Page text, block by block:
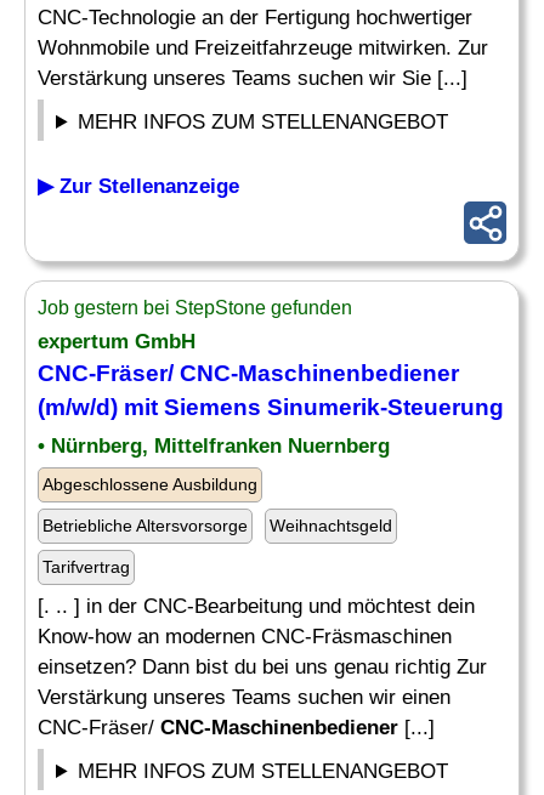
CNC-Technologie an der Fertigung hochwertiger
Wohnmobile und Freizeitfahrzeuge mitwirken. Zur
Verstärkung unseres Teams suchen wir Sie [...]
MEHR INFOS ZUM STELLENANGEBOT
▶ Zur Stellenanzeige
Job gestern bei StepStone gefunden
expertum GmbH
CNC-Fräser/ CNC-Maschinenbediener
(m/w/d) mit Siemens Sinumerik-Steuerung
• Nürnberg, Mittelfranken Nuernberg
Abgeschlossene Ausbildung
Betriebliche Altersvorsorge Weihnachtsgeld
Tarifvertrag
[. .. ] in der CNC-Bearbeitung und möchtest dein
Know-how an modernen CNC-Fräsmaschinen
einsetzen? Dann bist du bei uns genau richtig Zur
Verstärkung unseres Teams suchen wir einen
CNC-Fräser/ CNC-Maschinenbediener [...]
MEHR INFOS ZUM STELLENANGEBOT